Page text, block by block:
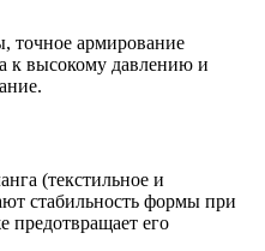
точное армирование
к высокому давлению и
(текстильное и
стабильность формы при
предотвращает его